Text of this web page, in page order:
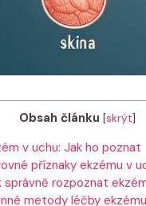
Obsah článku [skrýt]
v uchu: Jak ho poznat
příznaky ekzému ⁣v
⁤správně rozpoznat
metody⁤ léčby ekzému